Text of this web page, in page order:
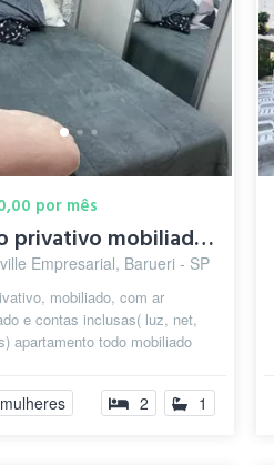
por mês
quarto privativo mobiliado com ar condic...
Empresarial, Barueri - SP
mobiliado, com ar
e contas inclusas( luz, net,
apartamento todo mobiliado
2 1